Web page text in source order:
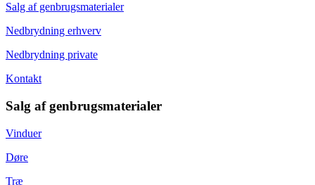
Salg af genbrugsmaterialer
Nedbrydning erhverv
Nedbrydning private
Kontakt
Salg af genbrugsmaterialer
Vinduer
Døre
Træ